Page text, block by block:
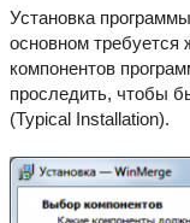
Установка
основном
компонентов
проследить, чтобы
(Typical Installation).